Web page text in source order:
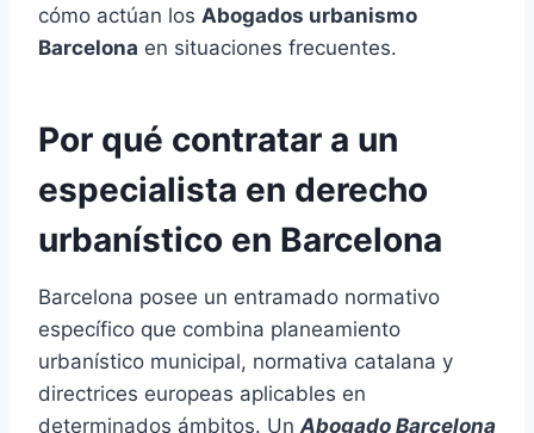
cómo actúan los Abogados urbanismo
Barcelona en situaciones frecuentes.
Por qué contratar a un
especialista en derecho
urbanístico en Barcelona
Barcelona posee un entramado normativo
específico que combina planeamiento
urbanístico municipal, normativa catalana y
directrices europeas aplicables en
determinados ámbitos. Un Abogado Barcelona